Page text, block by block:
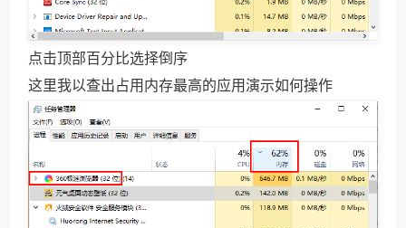
点击顶部百分比选择倒序
这里我以查出占用内存最高的应用演示如何操作